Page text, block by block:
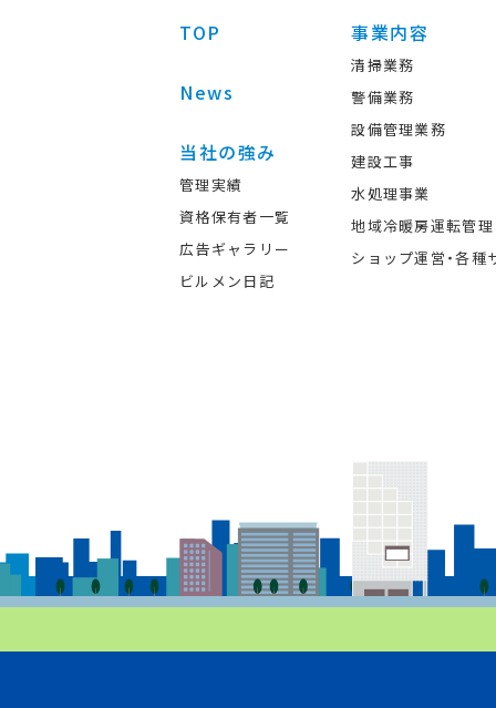
TOP
News
当社の強み
管理実績
資格保有者一覧
広告ギャラリー
ビルメン日記
事業内容
清掃業務
警備業務
設備管理業務
建設工事
水処理事業
地域冷暖房運転管理
ショップ運営・各種